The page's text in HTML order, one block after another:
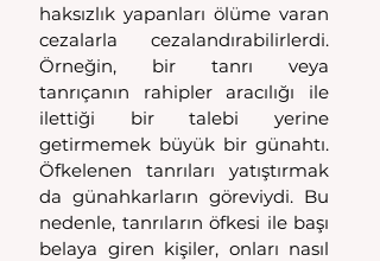
haksızlık yapanları ölüme varan
cezalarla cezalandırabilirlerdi.
Örneğin, bir tanrı veya
tanrıçanın rahipler aracılığı ile
ilettiği bir talebi yerine
getirmemek büyük bir günahtı.
Öfkelenen tanrıları yatıştırmak
da günahkarların göreviydi. Bu
nedenle, tanrıların öfkesi ile başı
belaya giren kişiler, onları nasıl